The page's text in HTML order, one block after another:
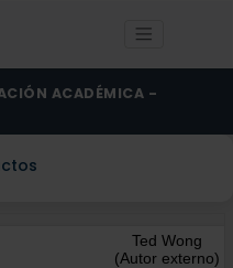
ACADÉMICA -
Ted Wong
(Autor externo)